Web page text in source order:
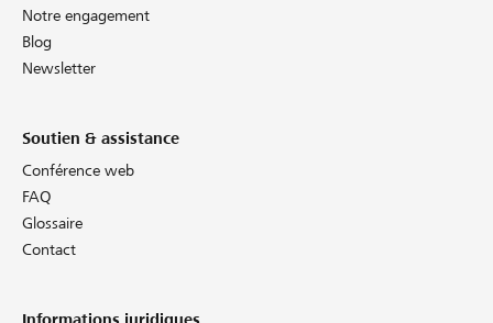
Notre engagement
Blog
Newsletter
Soutien & assistance
Conférence web
FAQ
Glossaire
Contact
Informations juridiques